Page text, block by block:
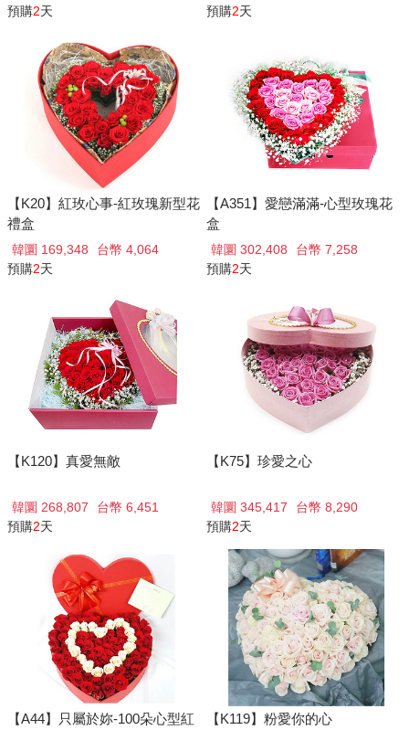
預購2天
預購2天
【K20】紅玫心事-紅玫瑰新型花
禮盒
韓圜 169,348
台幣 4,064
預購2天
【A351】愛戀滿滿-心型玫瑰花
盒
韓圜 302,408
台幣 7,258
預購2天
【K120】真愛無敵
韓圜 268,807
台幣 6,451
預購2天
【K75】珍愛之心
韓圜 345,417
台幣 8,290
預購2天
【A44】只屬於妳-100朵心型紅
【K119】粉愛你的心